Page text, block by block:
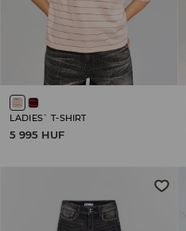
LADIES` T-SHIRT
5 995 HUF